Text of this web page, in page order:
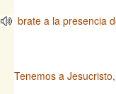
brate a la presencia
Tenemos a